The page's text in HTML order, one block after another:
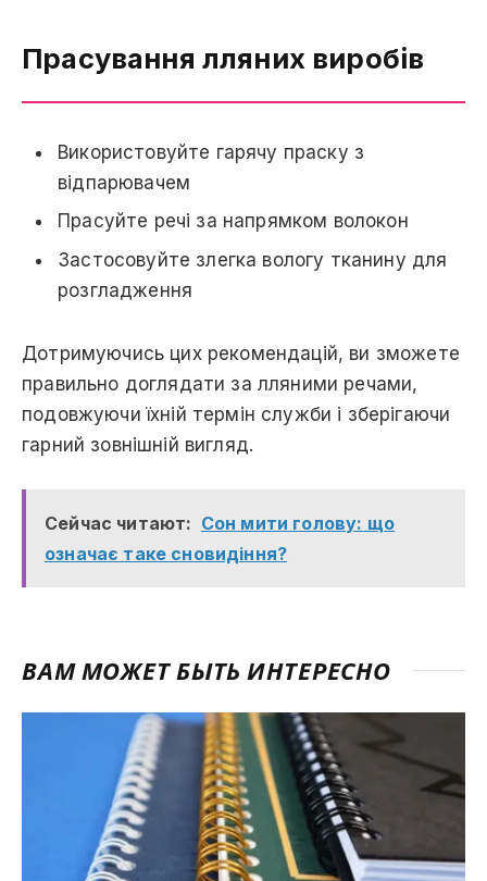
Прасування лляних виробів
Використовуйте гарячу праску з
відпарювачем
Прасуйте речі за напрямком волокон
Застосовуйте злегка вологу тканину для
розгладження
Дотримуючись цих рекомендацій, ви зможете
правильно доглядати за лляними речами,
подовжуючи їхній термін служби і зберігаючи
гарний зовнішній вигляд.
Сейчас читают: Сон мити голову: що
означає таке сновидіння?
ВАМ МОЖЕТ БЫТЬ ИНТЕРЕСНО